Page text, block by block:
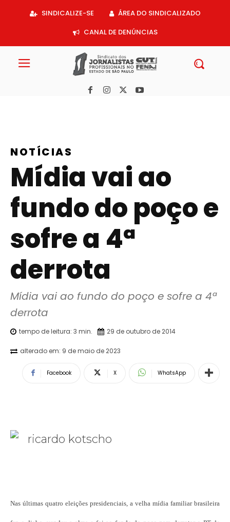
SINDICALIZE-SE
ÁREA DO SINDICALIZADO
CANAL DE DENÚNCIAS
NOTÍCIAS
Mídia vai ao
fundo do poço e
sofre a 4ª
derrota
Mídia vai ao fundo do poço e sofre a 4ª
derrota
tempo de leitura: 3 min. 29 de outubro de 2014
alterado em: 9 de maio de 2023
Facebook X WhatsApp
Nas últimas quatro eleições presidenciais, a velha mídia familiar brasileira